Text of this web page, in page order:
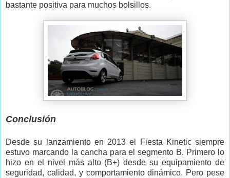
bastante positiva para muchos bolsillos.
Conclusión
Desde su lanzamiento en 2013 el Fiesta Kinetic siempre
estuvo marcando la cancha para el segmento B. Primero lo
hizo en el nivel más alto (B+) desde su equipamiento de
seguridad, calidad, y comportamiento dinámico. Pero pese